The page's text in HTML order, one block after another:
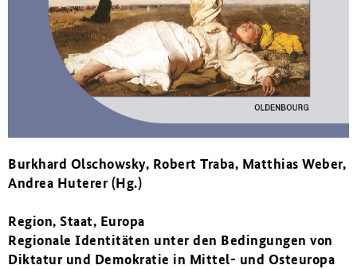
Burkhard Olschowsky, Robert Traba, Matthias Weber,
Andrea Huterer (Hg.)
Region, Staat, Europa
Regionale Identitäten unter den Bedingungen von
Diktatur und Demokratie in Mittel- und Osteuropa